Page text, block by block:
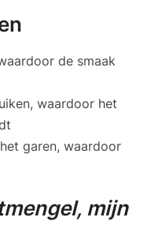
de smaak
waardoor het
garen, waardoor